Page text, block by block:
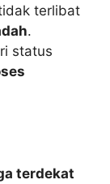
terlibat
.
status
terdekat